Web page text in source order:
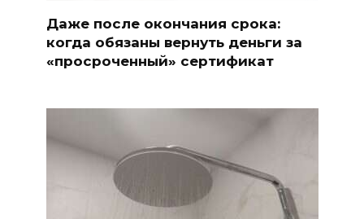
Даже после окончания срока:
когда обязаны вернуть деньги за
«просроченный» сертификат